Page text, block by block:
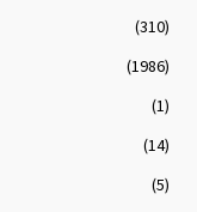
(310)
(1986)
(1)
(14)
(5)